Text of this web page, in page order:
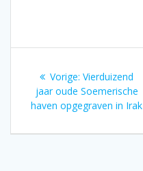
navigatie
Vorige: Vorig
bericht:
Vierduizend
jaar oude Soemerische
haven opgegraven in Irak